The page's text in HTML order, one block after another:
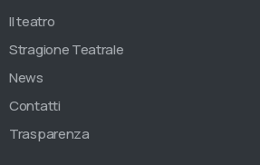
Il teatro
Stragione Teatrale
News
Contatti
Trasparenza